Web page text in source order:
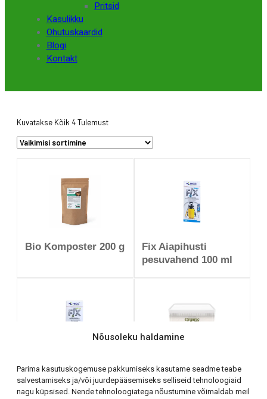
Nõusoleku haldamine
Parima kasutuskogemuse pakkumiseks kasutame seadme teabe
salvestamiseks ja/või juurdepääsemiseks selliseid tehnoloogiaid
nagu küpsised. Nende tehnoloogiatega nõustumine võimaldab meil
Pritsid
Kasulikku
Ohutuskaardid
Blogi
Kontakt
Kuvatakse Kõik 4 Tulemust
Bio Komposter 200 g
Fix Aiapihusti
pesuvahend 100 ml
Fix pH Väärtuste
stabilisaator 100 ml
Kalajahu pulber 2 kg
(Plastämber)